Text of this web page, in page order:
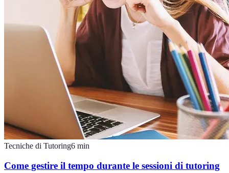
Tecniche di Tutoring6 min
Come gestire il tempo durante le sessioni di tutoring